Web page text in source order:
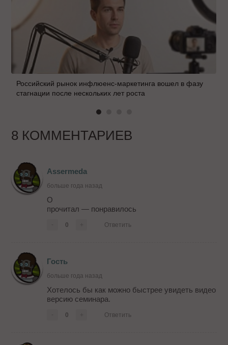
Российский рынок инфлюенс-маркетинга вошел в фазу
стагнации после нескольких лет роста
8 КОММЕНТАРИЕВ
Assermeda
больше года назад
О
прочитал — понравилось
0 Ответить
Гость
больше года назад
Хотелось бы как можно быстрее увидеть видео
версию семинара.
0 Ответить